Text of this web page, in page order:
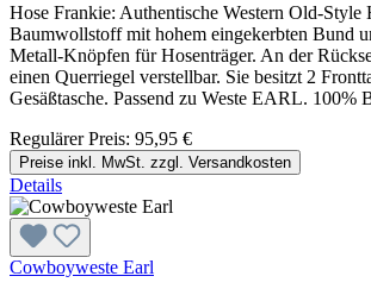
Hose Frankie: Authentische Western Old-Style
Baumwollstoff mit hohem eingekerbten Bund
Metall-Knöpfen für Hosenträger. An der
einen Querriegel verstellbar. Sie besitzt 2
Gesäßtasche. Passend zu Weste EARL. 100%
Regulärer Preis: 95,95 €
Preise inkl. MwSt. zzgl. Versandkosten
Details
Cowboyweste Earl